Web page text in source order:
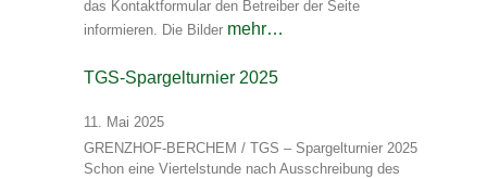
das Kontaktformular den Betreiber der Seite
informieren. Die Bilder mehr…
TGS-Spargelturnier 2025
11. Mai 2025
GRENZHOF-BERCHEM / TGS – Spargelturnier 2025
Schon eine Viertelstunde nach Ausschreibung des